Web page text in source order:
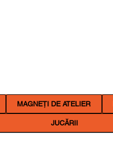
MAGNEȚI DE ATELIER
JUCĂRII